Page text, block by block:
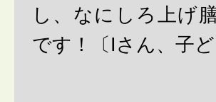
し、なにしろ上げ
です！〔Iさん、子ど